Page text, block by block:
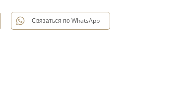
Связаться по WhatsApp